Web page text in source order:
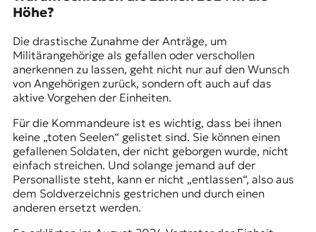
Höhe?
Die drastische Zunahme der Anträge, um
Militärangehörige als gefallen oder verschollen
anerkennen zu lassen, geht nicht nur auf den Wunsch
von Angehörigen zurück, sondern oft auch auf das
aktive Vorgehen der Einheiten.
Für die Kommandeure ist es wichtig, dass bei ihnen
keine „toten Seelen“ gelistet sind. Sie können einen
gefallenen Soldaten, der nicht geborgen wurde, nicht
einfach streichen. Und solange jemand auf der
Personalliste steht, kann er nicht „entlassen“, also aus
dem Soldverzeichnis gestrichen und durch einen
anderen ersetzt werden.